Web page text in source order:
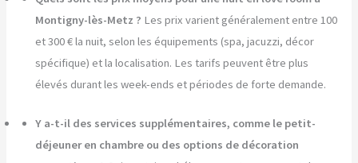
Montigny-lès-Metz ? Les prix varient généralement entre 100
et 300 € la nuit, selon les équipements (spa, jacuzzi, décor
spécifique) et la localisation. Les tarifs peuvent être plus
élevés durant les week-ends et périodes de forte demande.
Y a-t-il des services supplémentaires, comme le petit-
déjeuner en chambre ou des options de décoration